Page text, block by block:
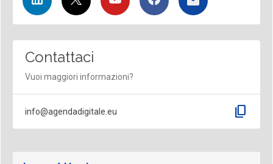
Contattaci
Vuoi maggiori informazioni?
info@agendadigitale.eu content_copy